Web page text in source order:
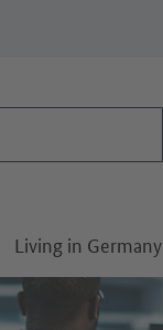
Living in Germany